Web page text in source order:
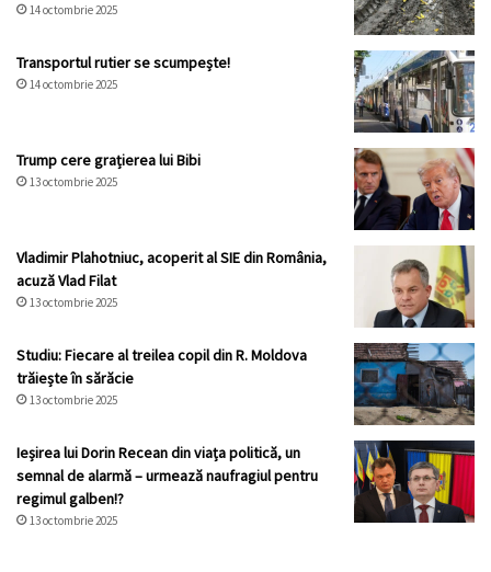
14 octombrie 2025
Transportul rutier se scumpește!
14 octombrie 2025
Trump cere grațierea lui Bibi
13 octombrie 2025
Vladimir Plahotniuc, acoperit al SIE din România,
acuză Vlad Filat
13 octombrie 2025
Studiu: Fiecare al treilea copil din R. Moldova
trăiește în sărăcie
13 octombrie 2025
Ieșirea lui Dorin Recean din viața politică, un
semnal de alarmă – urmează naufragiul pentru
regimul galben!?
13 octombrie 2025